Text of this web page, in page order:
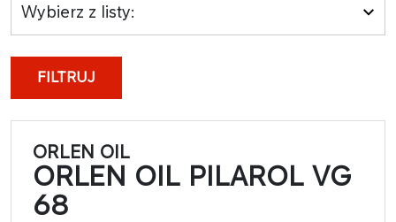
Wybierz z listy:
FILTRUJ
ORLEN OIL
ORLEN OIL PILAROL VG
68